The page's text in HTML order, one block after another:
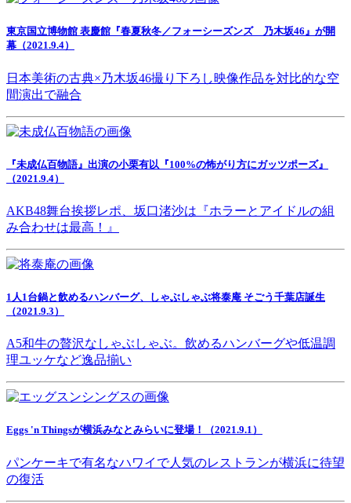
東京国立博物館 表慶館『春夏秋冬／フォーシーズンズ 乃木坂46』が開
幕（2021.9.4）
日本美術の古典×乃木坂46撮り下ろし映像作品を対比的な空
間演出で融合
『未成仏百物語』出演の小栗有以『100%の怖がり方にガッツポーズ』
（2021.9.4）
AKB48舞台挨拶レポ、坂口渚沙は『ホラーとアイドルの組
み合わせは最高！』
1人1台鍋と飲めるハンバーグ、しゃぶしゃぶ将泰庵 そごう千葉店誕生
（2021.9.3）
A5和牛の贅沢なしゃぶしゃぶ。飲めるハンバーグや低温調
理ユッケなど逸品揃い
Eggs 'n Thingsが横浜みなとみらいに登場！（2021.9.1）
パンケーキで有名なハワイで人気のレストランが横浜に待望
の復活